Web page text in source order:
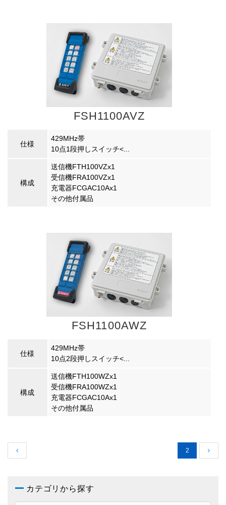
FSH1100AVZ
仕様
429MHz帯
10点1段押しスイッチ<...
構成
送信機FTH100VZx1
受信機FRA100VZx1
充電器FCGAC10Ax1
その他付属品
FSH1100AWZ
仕様
429MHz帯
10点2段押しスイッチ<...
構成
送信機FTH100WZx1
受信機FRA100WZx1
充電器FCGAC10Ax1
その他付属品
2
カテゴリから探す